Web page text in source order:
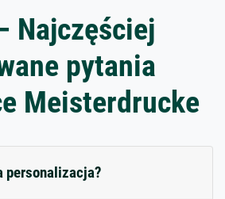
Najczęściej
pytania
Meisterdrucke
personalizacja?